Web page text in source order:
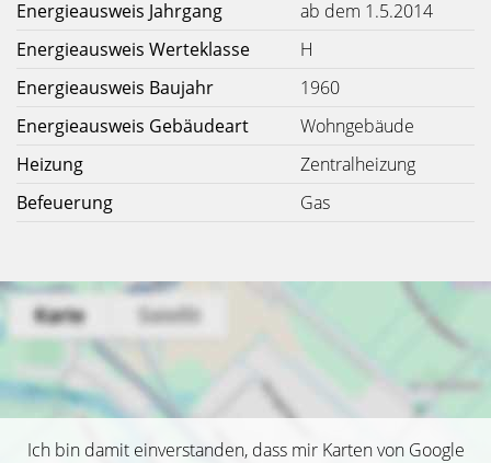
Energieausweis Jahrgang
ab dem 1.5.2014
Energieausweis Werteklasse
H
Energieausweis Baujahr
1960
Energieausweis Gebäudeart
Wohngebäude
Heizung
Zentralheizung
Befeuerung
Gas
Ich bin damit einverstanden, dass mir Karten von Google